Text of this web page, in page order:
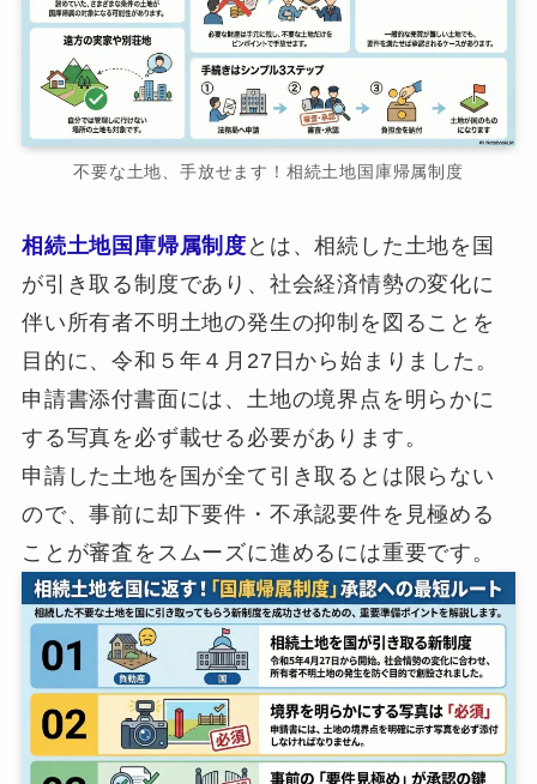
不要な土地、手放せます！相続土地国庫帰属制度
相続土地国庫帰属制度 とは、相続した土地を国
が引き取る制度であり、社会経済情勢の変化に
伴い所有者不明土地の発生の抑制を図ることを
目的に、令和５年４月27日から始まりました。
申請書添付書面には、土地の境界点を明らかに
する写真を必ず載せる必要があります。
申請した土地を国が全て引き取るとは限らない
ので、事前に却下要件・不承認要件を見極める
ことが審査をスムーズに進めるには重要です。